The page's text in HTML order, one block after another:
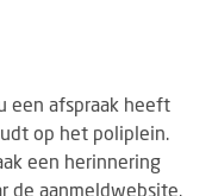
een afspraak heeft
op het poliplein.
een herinnering
de aanmeldwebsite.